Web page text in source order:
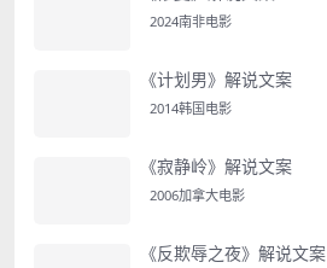
2024南非电影
《计划男》解说文案
2014韩国电影
《寂静岭》解说文案
2006加拿大电影
《反欺辱之夜》解说文案